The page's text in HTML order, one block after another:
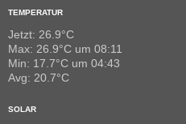
TEMPERATUR
Jetzt: 26.9°C
Max: 26.9°C um 08:11
Min: 17.7°C um 04:43
Avg: 20.7°C
SOLAR